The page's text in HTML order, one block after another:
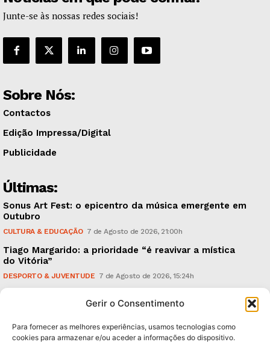
Gerir o Consentimento
Para fornecer as melhores experiências, usamos tecnologias como
cookies para armazenar e/ou aceder a informações do dispositivo.
Junte-se às nossas redes sociais!
Sobre Nós:
Contactos
Edição Impressa/Digital
Publicidade
Últimas:
Sonus Art Fest: o epicentro da música emergente em
Outubro
CULTURA & EDUCAÇÃO 7 de Agosto de 2026, 21:00h
Tiago Margarido: a prioridade “é reavivar a mística
do Vitória”
DESPORTO & JUVENTUDE 7 de Agosto de 2026, 15:24h
caudais e antecipa situações de risco